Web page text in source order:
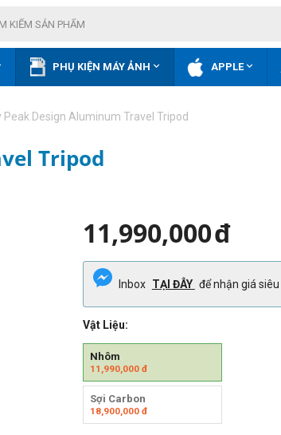
PHỤ KIỆN MÁY ẢNH  APPLE
Peak Design Aluminum Travel Tripod
Tripod
11,990,000đ
Inbox TẠI ĐÂY để nhận giá
Vật Liệu:
Nhôm
11,990,000đ
Sợi Carbon
18,900,000đ